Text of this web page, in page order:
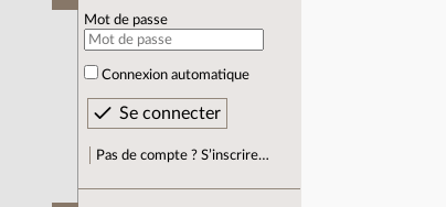
Mot de passe
Connexion automatique
Pas de compte ? S’inscrire…